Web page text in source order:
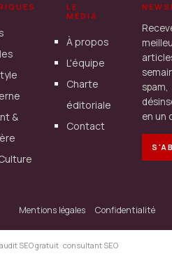
&
LE
MÉDIA
À propos
L'équipe
Charte
éditoriale
Contact
spam,
en un
Mentions légales Confidentialité
audit SEO gratuit ·consultant SEO